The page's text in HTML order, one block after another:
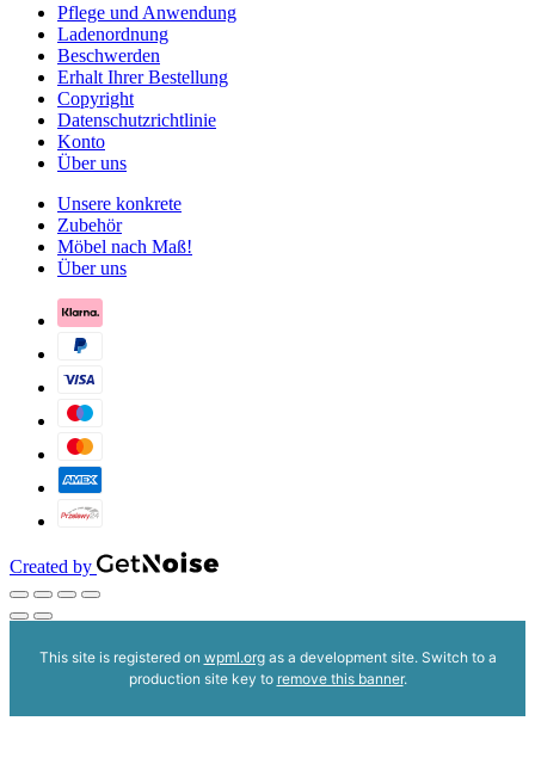
Pflege und Anwendung
Ladenordnung
Beschwerden
Erhalt Ihrer Bestellung
Copyright
Datenschutzrichtlinie
Konto
Über uns
Unsere konkrete
Zubehör
Möbel nach Maß!
Über uns
Created by
This site is registered on wpml.orgas a development site. Switch to a
production site key to remove this banner.